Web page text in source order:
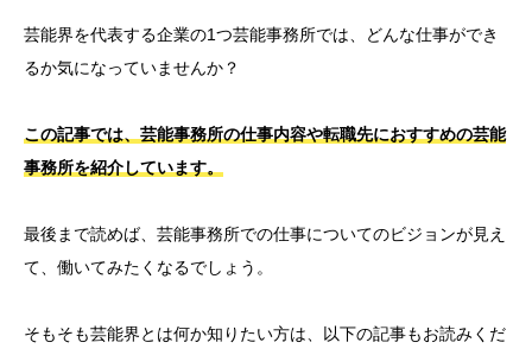
芸能界を代表する企業の1つ芸能事務所では、どんな仕事ができ
るか気になっていませんか？
この記事では、芸能事務所の仕事内容や転職先におすすめの芸能
事務所を紹介しています。
最後まで読めば、芸能事務所での仕事についてのビジョンが見え
て、働いてみたくなるでしょう。
そもそも芸能界とは何か知りたい方は、以下の記事もお読みくだ